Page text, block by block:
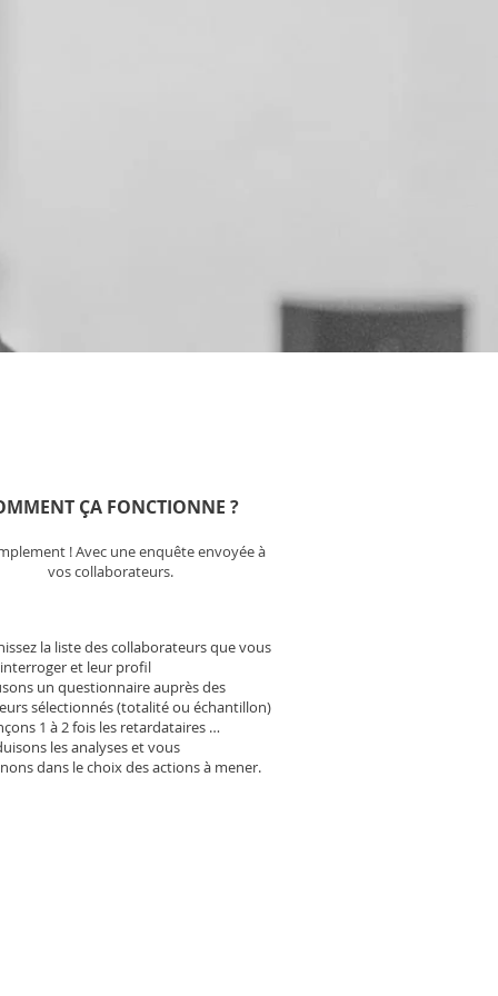
ÇA FONCTIONNE ?
! Avec une enquête envoyée à
vos collaborateurs.
la liste des collaborateurs que vous
et leur profil
un questionnaire auprès des
sélectionnés (totalité ou échantillon)
1 à 2 fois les retardataires …
les analyses et vous
dans le choix des actions à mener.